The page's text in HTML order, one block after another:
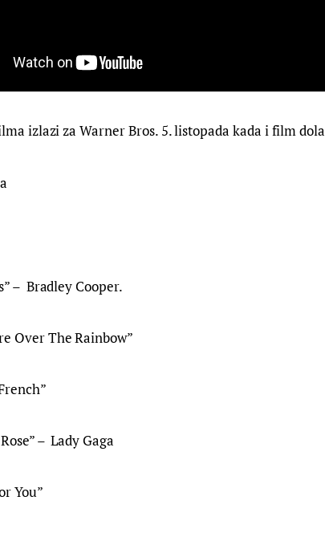
izlazi za Warner Bros. 5. listopada kada i film
–  Bradley Cooper.
Over The Rainbow”
–  Lady Gaga
You”